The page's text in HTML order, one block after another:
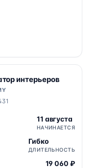
интерьеров
11 августа
НАЧИНАЕТСЯ
Гибко
ДЛИТЕЛЬНОСТЬ
19 060 ₽